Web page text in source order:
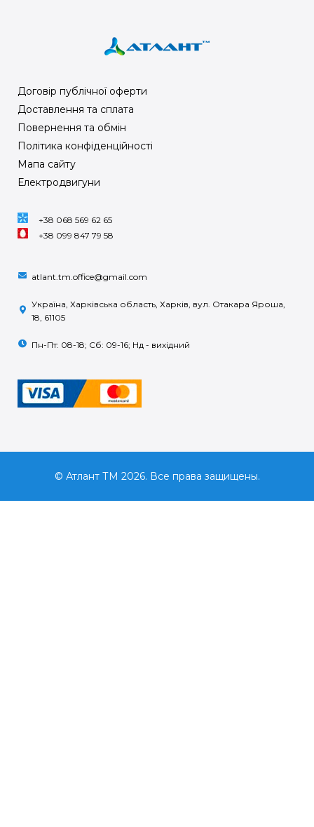
Договір публічної оферти
Доставлення та сплата
Повернення та обмін
Політика конфіденційності
Мапа сайту
Електродвигуни
+38 068 569 62 65
+38 099 847 79 58
atlant.tm.office@gmail.com
Україна, Харківська область, Харків, вул. Отакара Яроша,
18, 61105
Пн-Пт: 08-18; Сб: 09-16; Нд - вихідний
© Атлант ТМ 2026. Все права защищены.